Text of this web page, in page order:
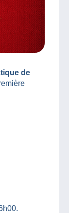
de